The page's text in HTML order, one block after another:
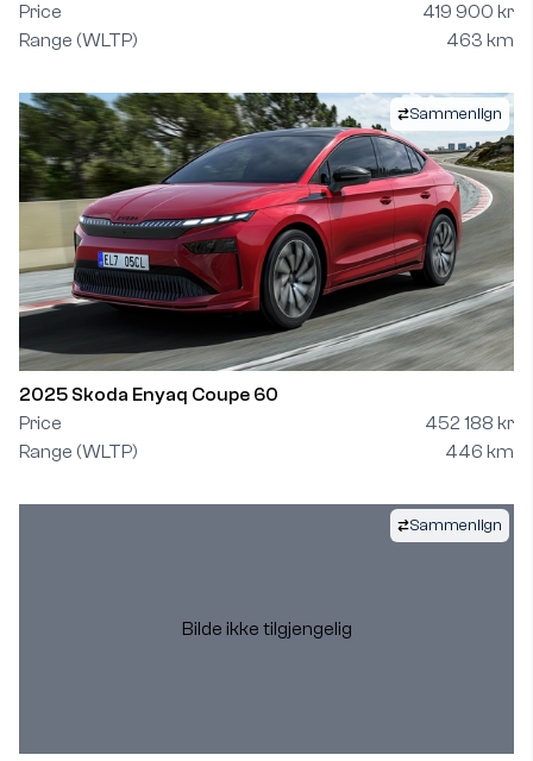
Price
419 900 kr
Range (WLTP)
463 km
Sammenlign
2025 Skoda Enyaq Coupe 60
Price
452 188 kr
Range (WLTP)
446 km
Sammenlign
Bilde ikke tilgjengelig